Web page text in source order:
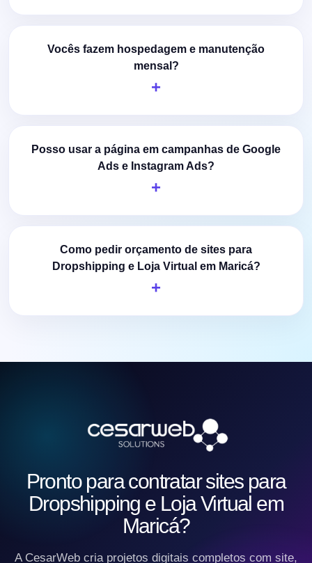
Vocês fazem hospedagem e manutenção
mensal?
Posso usar a página em campanhas de Google
Ads e Instagram Ads?
Como pedir orçamento de sites para
Dropshipping e Loja Virtual em Maricá?
Pronto para contratar sites para
Dropshipping e Loja Virtual em
Maricá?
A CesarWeb cria projetos digitais completos com site,